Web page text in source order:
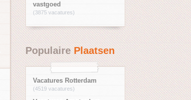
vastgoed
(3875 vacatures)
Populaire Plaatsen
Vacatures Rotterdam
(4519 vacatures)